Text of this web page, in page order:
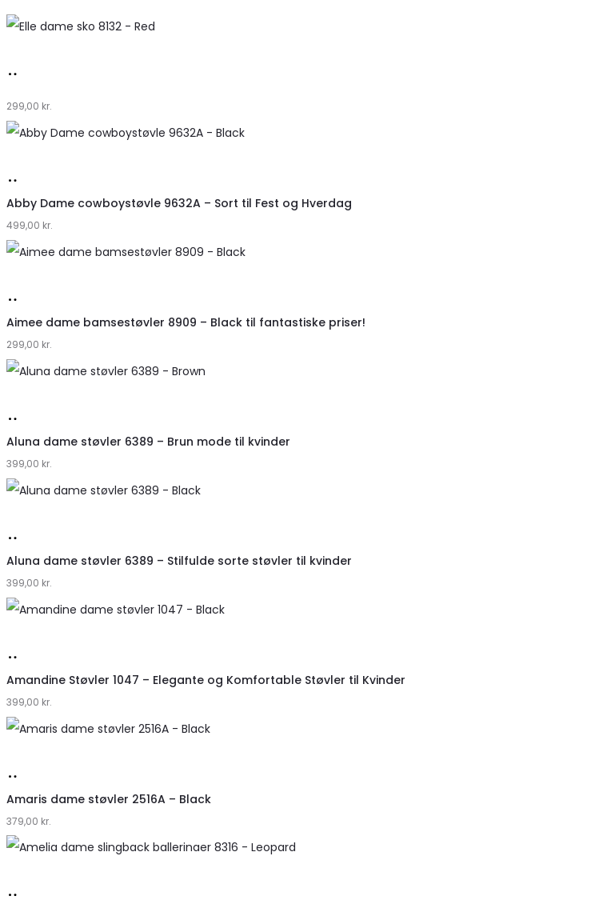
299,00 kr.
hos
Klædeskabet.dk
Abby Dame cowboystøvle 9632A – Sort til Fest og Hverdag
499,00 kr.
hos
Klædeskabet.dk
Aimee dame bamsestøvler 8909 – Black til fantastiske priser!
299,00 kr.
hos
Klædeskabet.dk
Aluna dame støvler 6389 – Brun mode til kvinder
399,00 kr.
hos
Klædeskabet.dk
Aluna dame støvler 6389 – Stilfulde sorte støvler til kvinder
399,00 kr.
hos
Klædeskabet.dk
Amandine Støvler 1047 – Elegante og Komfortable Støvler til Kvinder
399,00 kr.
hos
Klædeskabet.dk
Amaris dame støvler 2516A – Black
379,00 kr.